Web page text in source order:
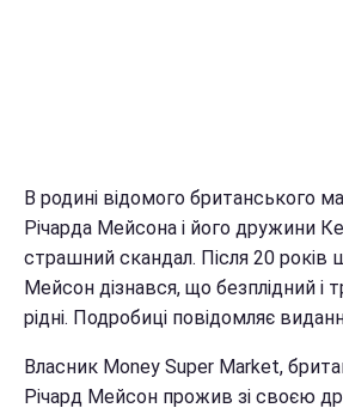
В родині відомого британського
Річарда Мейсона і його дружини
страшний скандал. Після 20 років
Мейсон дізнався, що безплідний і
рідні. Подробиці повідомляє
Власник Money Super Market,
Річард Мейсон прожив зі своєю